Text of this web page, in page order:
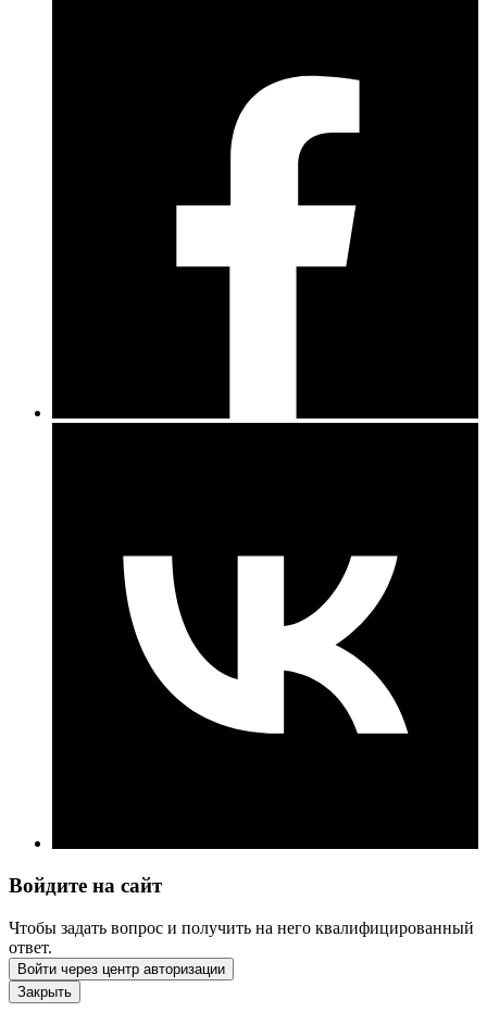
Войдите на сайт
Чтобы задать вопрос и получить на него квалифицированный
ответ.
Войти через центр авторизации
Закрыть